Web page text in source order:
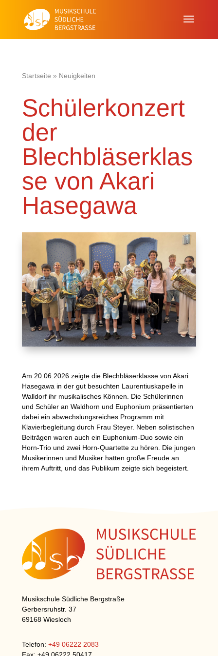
Startseite » Neuigkeiten
Schülerkonzert
der
Blechbläserklas
se von Akari
Hasegawa
Am 20.06.2026 zeigte die Blechbläserklasse von Akari
Hasegawa in der gut besuchten Laurentiuskapelle in
Walldorf ihr musikalisches Können. Die Schülerinnen
und Schüler an Waldhorn und Euphonium präsentierten
dabei ein abwechslungsreiches Programm mit
Klavierbegleitung durch Frau Steyer. Neben solistischen
Beiträgen waren auch ein Euphonium-Duo sowie ein
Horn-Trio und zwei Horn-Quartette zu hören. Die jungen
Musikerinnen und Musiker hatten große Freude an
ihrem Auftritt, und das Publikum zeigte sich begeistert.
Musikschule Südliche Bergstraße
Gerbersruhstr. 37
69168 Wiesloch
Telefon: +49 06222 2083